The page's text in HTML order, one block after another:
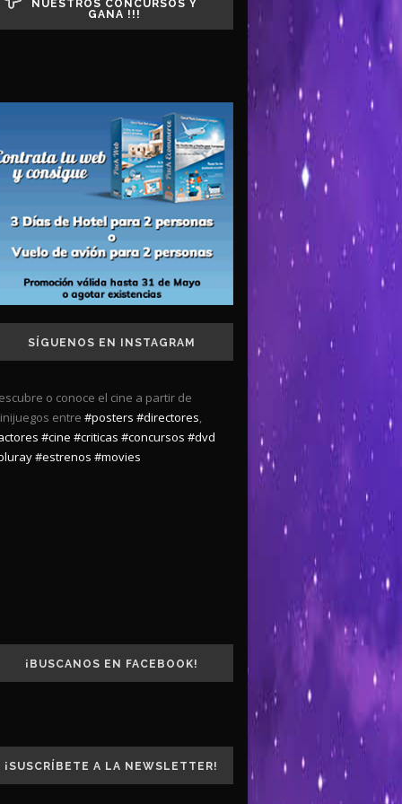
NUESTROS CONCURSOS Y
GANA !!!
SÍGUENOS EN INSTAGRAM
o conoce el cine a partir de
entre #posters #directores,
#cine #criticas #concursos #dvd
#estrenos #movies
¡BUSCANOS EN FACEBOOK!
¡SUSCRÍBETE A LA NEWSLETTER!